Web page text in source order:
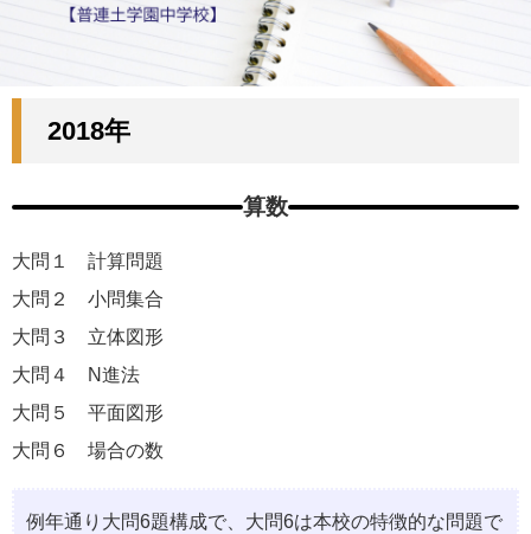
2018年
算数
大問１ 計算問題
大問２ 小問集合
大問３ 立体図形
大問４ N進法
大問５ 平面図形
大問６ 場合の数
例年通り大問6題構成で、大問6は本校の特徴的な問題で